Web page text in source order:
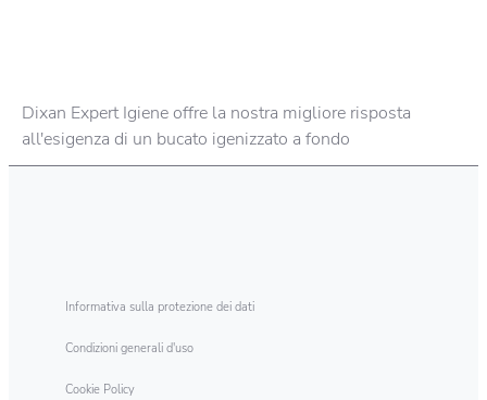
Dixan Expert Igiene offre la nostra migliore risposta
all'esigenza di un bucato igenizzato a fondo
Informativa sulla protezione dei dati
Condizioni generali d'uso
Cookie Policy